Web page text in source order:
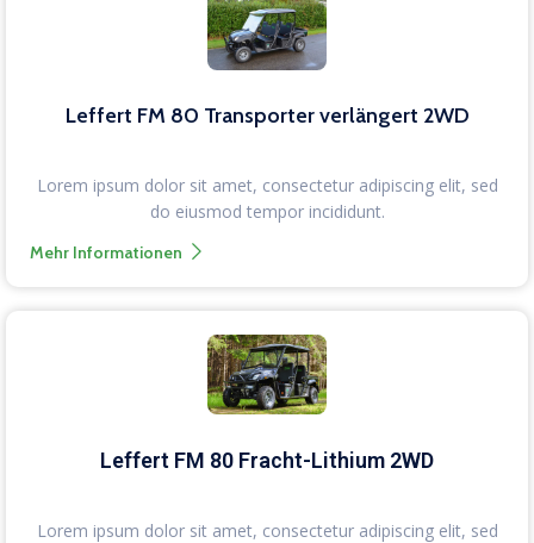
Leffert FM 80 Transporter verlängert 2WD
Lorem ipsum dolor sit amet, consectetur adipiscing elit, sed
do eiusmod tempor incididunt.
Mehr Informationen
Leffert FM 80 Fracht-Lithium 2WD
Lorem ipsum dolor sit amet, consectetur adipiscing elit, sed